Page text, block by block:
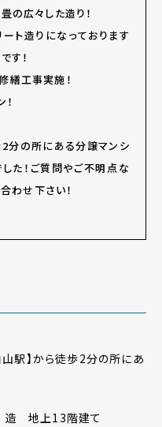
の広々した造り！
ト造りになっております
す！
繕工事実施！
2分の所にある分譲マンシ
た！ご質問やご不明点な
わせ下さい！
駅】から徒歩2分の所にあ
）造 地上13階建て